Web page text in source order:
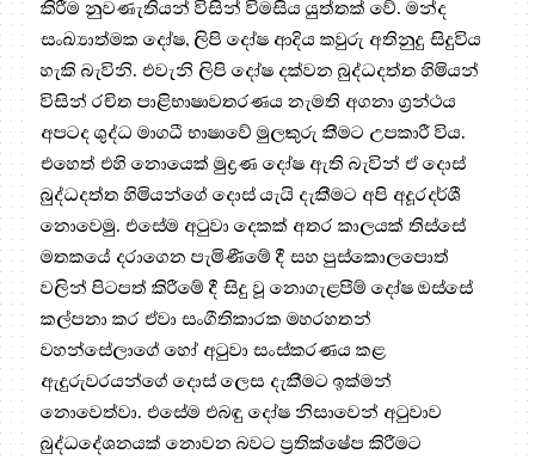
කිරීම නුවණැතියන් විසින් විමසිය යුත්තක් වේ. මන්ද
සංඛ්‍යාත්මක දෝෂ, ලිපි දෝෂ ආදිය කවුරු අතිනුදු සිදුවිය
හැකි බැවිනි. එවැනි ලිපි දෝෂ දක්වන බුද්ධදත්ත හිමියන්
විසින් රචිත පාළිභාෂාවතරණය නැමති අගනා ග්‍රන්ථය
අපටද ශුද්ධ මාගධී භාෂාවේ මුලකුරු කීමට උපකාරී විය.
එහෙත් එහි නොයෙක් මුද්‍රණ දෝෂ ඇති බැවින් ඒ දොස්
බුද්ධදත්ත හිමියන්ගේ දොස් යැයි දැකීමට අපි අදූරදර්ශී
නොවෙමු. එසේම අටුවා දෙකක් අතර කාලයක් තිස්සේ
මතකයේ දරාගෙන පැමිණීමේ දී සහ පුස්කොලපොත්
වලින් පිටපත් කිරීමේ දී සිදු වූ නොගැළපීම් දෝෂ ඔස්සේ
කල්පනා කර ඒවා සංගීතිකාරක මහරහතන්
වහන්සේලාගේ හෝ අටුවා සංස්කරණය කළ
ඇදුරුවරයන්ගේ දොස් ලෙස දැකීමට ඉක්මන්
නොවෙත්වා. එසේම එබඳු දෝෂ නිසාවෙන් අටුවාව
බුද්ධදේශනයක් නොවන බවට ප්‍රතික්ෂේප කිරීමට